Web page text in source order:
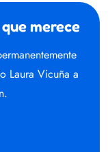
merece
Laura Vicuña a